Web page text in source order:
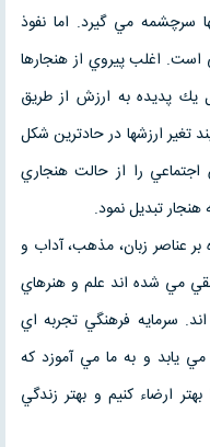
سرچشمه مي گيرد. اما نفوذ
است. اغلب پيروي از هنجارها
پديده به ارزش از طريق
تغير ارزشها در حادترين شكل
را از حالت هنجاري
تبديل نمود.
عناصر زبان، مذهب، آداب و
مي شده اند علم و هنرهاي
سرمايه فرهنگي تجربه اي
يابد و به ما مي آموزد كه
ارضاء كنيم و بهتر زندگي